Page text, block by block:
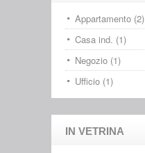
Appartamento (2)
Casa ind. (1)
Negozio (1)
Ufficio (1)
IN VETRINA